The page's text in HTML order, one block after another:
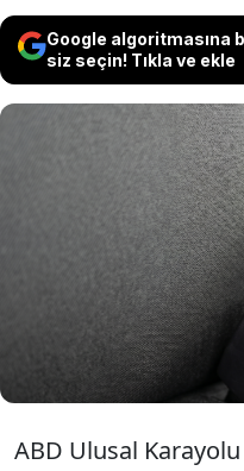
Google algoritmasına
siz seçin! Tıkla ve ekle
Ford
Birleşik
bine yakın
duyurdu.
ABD Ulusal